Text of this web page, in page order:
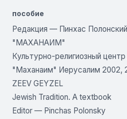
пособие
Редакция — Пинхас Полонский
"МАХАНАИМ"
Культурно-религиозный
"Маханаим" Иерусалим 2002,
ZEEV GEYZEL
Jewish Tradition. A textbook
Editor — Pinchas Polonsky